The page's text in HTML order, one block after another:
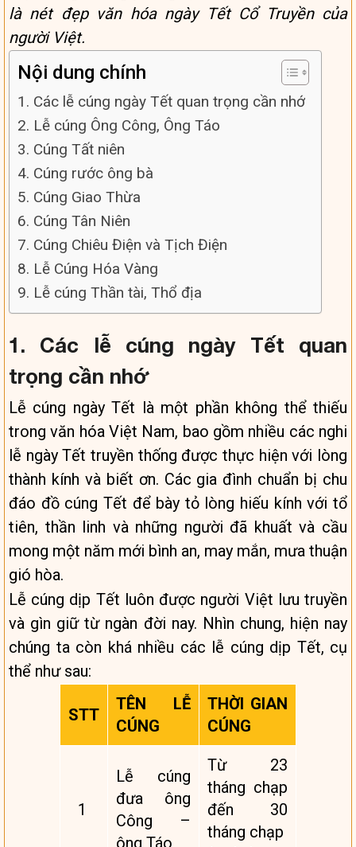
là nét đẹp văn hóa ngày Tết Cổ Truyền của
người Việt.
Nội dung chính
1. Các lễ cúng ngày Tết quan trọng cần nhớ
2. Lễ cúng Ông Công, Ông Táo
3. Cúng Tất niên
4. Cúng rước ông bà
5. Cúng Giao Thừa
6. Cúng Tân Niên
7. Cúng Chiêu Điện và Tịch Điện
8. Lễ Cúng Hóa Vàng
9. Lễ cúng Thần tài, Thổ địa
1. Các lễ cúng ngày Tết quan
trọng cần nhớ
Lễ cúng ngày Tết là một phần không thể thiếu
trong văn hóa Việt Nam, bao gồm nhiều các nghi
lễ ngày Tết truyền thống được thực hiện với lòng
thành kính và biết ơn. Các gia đình chuẩn bị chu
đáo đồ cúng Tết để bày tỏ lòng hiếu kính với tổ
tiên, thần linh và những người đã khuất và cầu
mong một năm mới bình an, may mắn, mưa thuận
gió hòa.
Lễ cúng dịp Tết luôn được người Việt lưu truyền
và gìn giữ từ ngàn đời nay. Nhìn chung, hiện nay
chúng ta còn khá nhiều các lễ cúng dịp Tết, cụ
thể như sau:
STT
TÊN LỄ
CÚNG
THỜI GIAN
CÚNG
1
Lễ cúng
đưa ông
Công –
ông Táo
Từ 23
tháng chạp
đến 30
tháng chạp